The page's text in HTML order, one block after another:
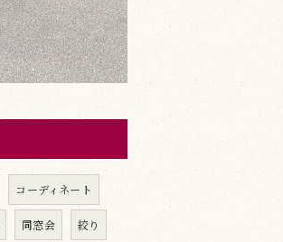
コーディネート
同窓会 絞り